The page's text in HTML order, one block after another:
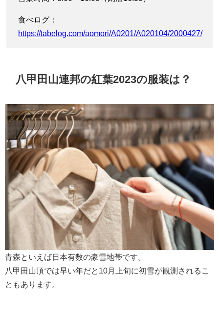
食べログ：
https://tabelog.com/aomori/A0201/A020104/2000427/
八甲田山連邦の紅葉2023の服装は？
青森といえば日本有数の豪雪地帯です。
八甲田山頂では早い年だと10月上旬に初雪が観測されるこ
ともあります。